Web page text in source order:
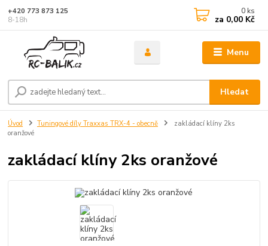
Menu
Hledat
+420 773 873 125
8-18h
0 ks
za 0,00 Kč
Úvod Tuningové díly Traxxas TRX-4 - obecně
zakládací klíny 2ks
oranžové
zakládací klíny 2ks oranžové